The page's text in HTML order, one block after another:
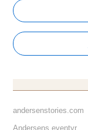
andersenstories.com
Andersens eventyr